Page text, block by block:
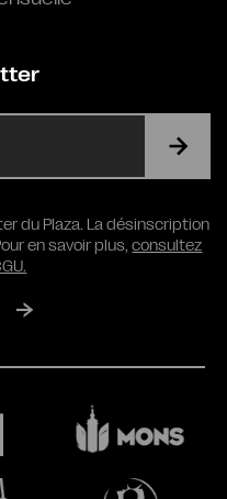
du Plaza. La désinscription
en savoir plus,consultez